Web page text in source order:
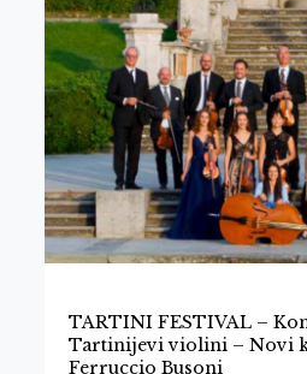
TARTINI FESTIVAL –
Tartinijevi violini – Novi
Ferruccio Busoni